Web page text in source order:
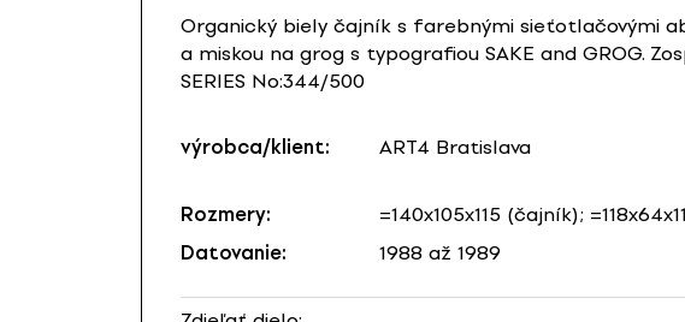
Organický biely čajník s farebnými sieťotlačovými
a miskou na grog s typografiou SAKE and GROG.
SERIES No:344/500
výrobca/klient: ART4 Bratislava
Rozmery:
=140x105x115 (čajník);
Datovanie:
1988 až 1989